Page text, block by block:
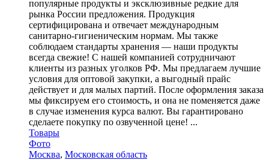
популярные продукты и эксклюзивные редкие для
рынка России предложения. Продукция
сертифицирована и отвечает международным
санитарно-гигиеническим нормам. Мы также
соблюдаем стандарты хранения — наши продукты
всегда свежие! С нашей компанией сотрудничают
клиенты из разных уголков РФ. Мы предлагаем лучшие
условия для оптовой закупки, а выгодный прайс
действует и для малых партий. После оформления заказа
мы фиксируем его стоимость, и она не поменяется даже
в случае изменения курса валют. Вы гарантировано
сделаете покупку по озвученной цене! ...
Товары
Фото
Москва, Московская область